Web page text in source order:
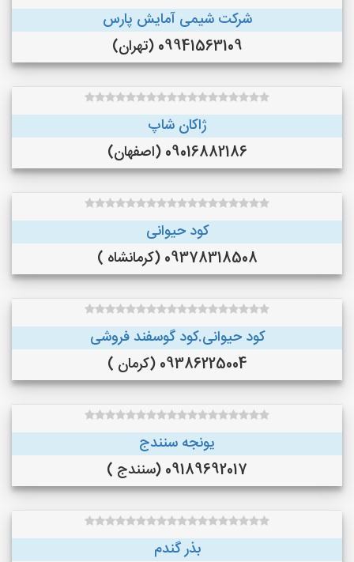
شرکت شیمی آمایش پارس
09941563109 (تهران)
ژاکان شاپ
09016882186 (اصفهان)
کود حیوانی
09378318508 (کرمانشاه )
کود حیوانی.کود گوسفند فروشی
09386225004 (کرمان )
یونجه سنندج
09189692017 (سنندج )
بذر گندم